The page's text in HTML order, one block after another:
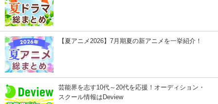
【夏アニメ2026】7月期夏の新アニメを一挙紹介！
芸能界を志す10代～20代を応援！オーディション・
スクール情報はDeview